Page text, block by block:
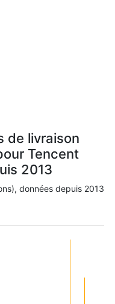
de livraison
Tencent
2013
données depuis 2013